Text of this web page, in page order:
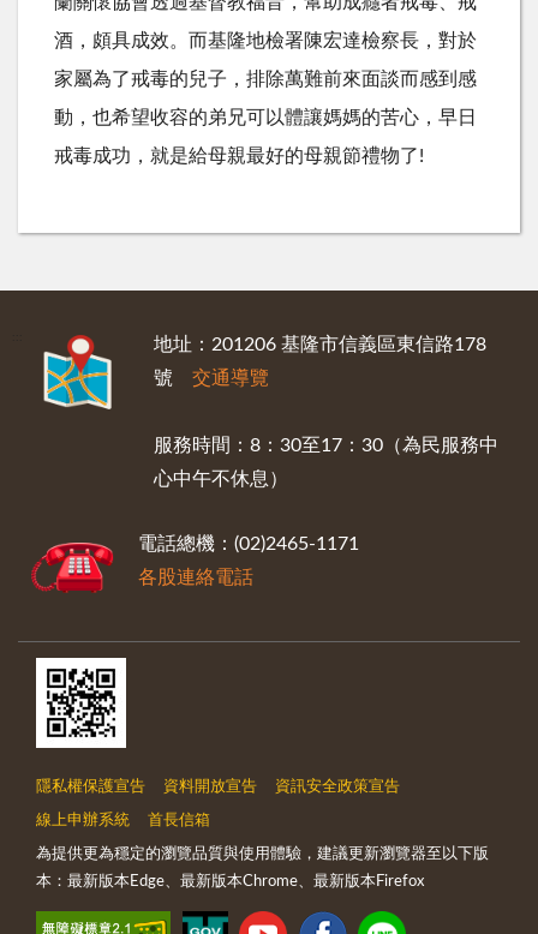
酒，頗具成效。而基隆地檢署陳宏達檢察長，對於
家屬為了戒毒的兒子，排除萬難前來面談而感到感
動，也希望收容的弟兄可以體讓媽媽的苦心，早日
戒毒成功，就是給母親最好的母親節禮物了!
地址：201206 基隆市信義區東信路178
號 交通導覽
服務時間：8：30至17：30（為民服務中
心中午不休息）
電話總機：(02)2465-1171
各股連絡電話
隱私權保護宣告 資料開放宣告 資訊安全政策宣告
線上申辦系統 首長信箱
為提供更為穩定的瀏覽品質與使用體驗，建議更新瀏覽器至以下版
本：最新版本Edge、最新版本Chrome、最新版本Firefox